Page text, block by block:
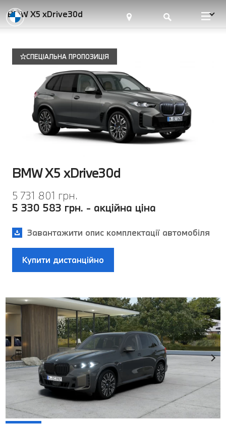
BMW X5 xDrive30d
СПЕЦІАЛЬНА ПРОПОЗИЦІЯ
BMW X5 xDrive30d
5 731 801 грн.
5 330 583 грн. - акційна ціна
Завантажити опис комплектації автомобіля
Купити дистанційно